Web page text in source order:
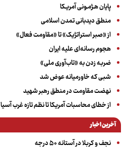
پایان هـژمـونی آمریـکا
منطق دیدبانی تمدن اسلامی
از «صبر استراتژیک» تا «مقاومت فعال»
هجوم رسانه‌ای علیه ایران
ضربه زدن به «تاب‌آوری ملی»
شبی که خاورمیانه عوض شد
نهضت مقاومت در منطق رهبر شهید
از خطای محاسبات آمریکا تا نظم تازه غرب آسیا
آخرین اخبار
نجف و کربلا در آستانه ۵۰ درجه